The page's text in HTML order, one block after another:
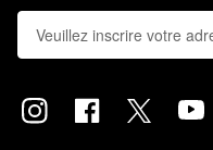
également don de 1 % de
de droits des animaux
vaste sélection de produits